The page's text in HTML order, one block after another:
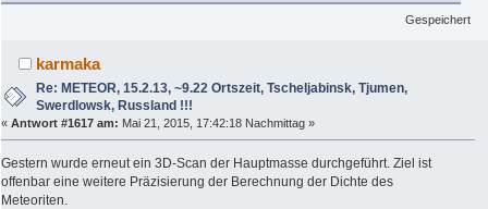
Gespeichert
karmaka
Re: METEOR, 15.2.13, ~9.22 Ortszeit, Tscheljabinsk, Tjumen,
Swerdlowsk, Russland !!!
« Antwort #1617 am: Mai 21, 2015, 17:42:18 Nachmittag »
Gestern wurde erneut ein 3D-Scan der Hauptmasse durchgeführt. Ziel ist
offenbar eine weitere Präzisierung der Berechnung der Dichte des
Meteoriten.